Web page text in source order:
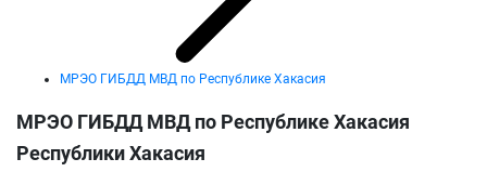
МРЭО ГИБДД МВД по Республике Хакасия
МРЭО ГИБДД МВД по Республике Хакасия
Республики Хакасия